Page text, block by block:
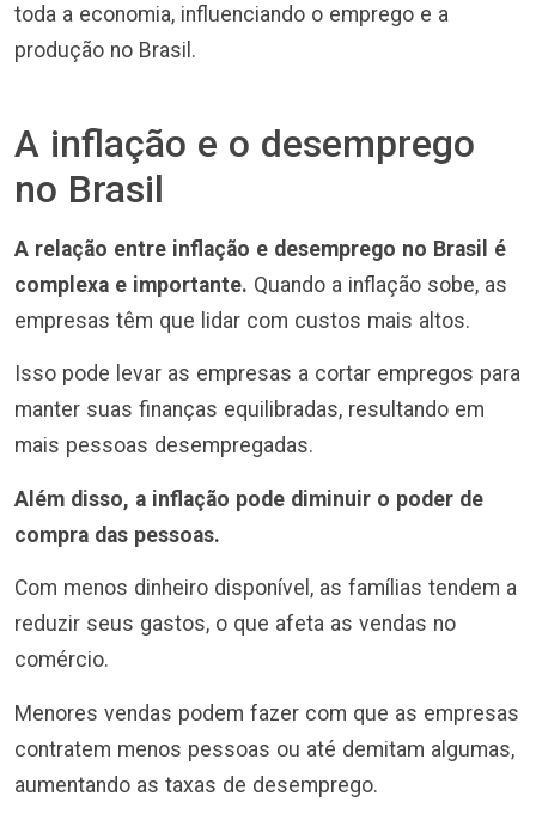
toda a economia, influenciando o emprego e a
produção no Brasil.
A inflação e o desemprego
no Brasil
A relação entre inflação e desemprego no Brasil é
complexa e importante. Quando a inflação sobe, as
empresas têm que lidar com custos mais altos.
Isso pode levar as empresas a cortar empregos para
manter suas finanças equilibradas, resultando em
mais pessoas desempregadas.
Além disso, a inflação pode diminuir o poder de
compra das pessoas.
Com menos dinheiro disponível, as famílias tendem a
reduzir seus gastos, o que afeta as vendas no
comércio.
Menores vendas podem fazer com que as empresas
contratem menos pessoas ou até demitam algumas,
aumentando as taxas de desemprego.